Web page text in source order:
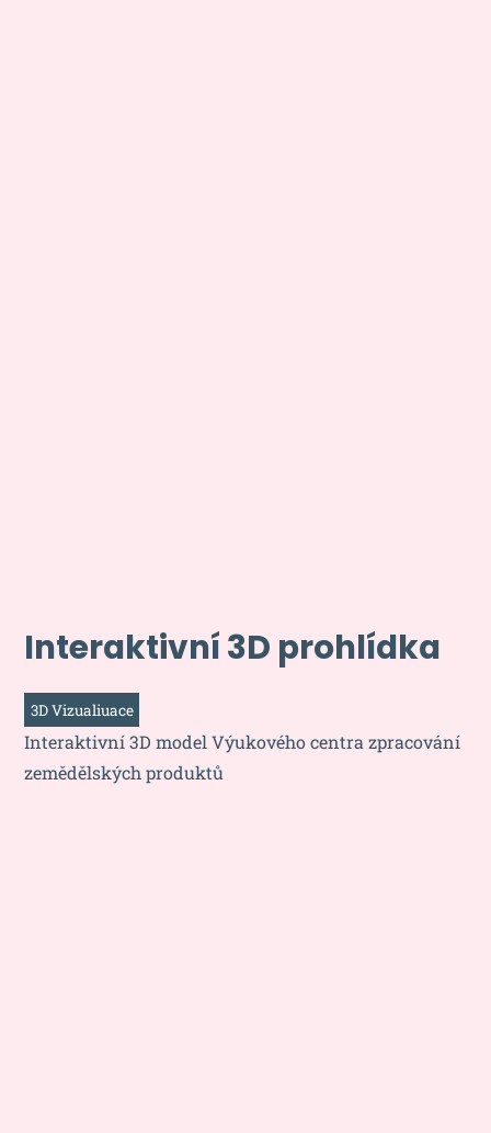
Interaktivní 3D prohlídka
3D Vizualiuace
Interaktivní 3D model Výukového centra zpracování
zemědělských produktů